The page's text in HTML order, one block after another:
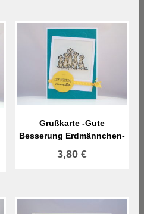
Grußkarte -Gute
Besserung Erdmännchen-
3,80 €